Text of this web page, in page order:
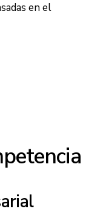
en el